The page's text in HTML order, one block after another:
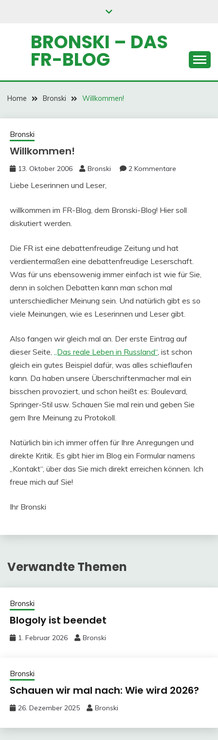
BRONSKI – DAS
FR-BLOG
Home Bronski Willkommen!
Bronski
Willkommen!
13. Oktober 2006 Bronski 2 Kommentare
Liebe Leserinnen und Leser,
willkommen im FR-Blog, dem Bronski-Blog! Hier soll
diskutiert werden.
Die FR ist eine debattenfreudige Zeitung und hat
verdientermaßen eine debattenfreudige Leserschaft.
Was für uns ebensowenig immer einfach ist wie für Sie,
denn in solchen Debatten kann man schon mal
unterschiedlicher Meinung sein. Und natürlich gibt es so
viele Meinungen, wie es Leserinnen und Leser gibt.
Also fangen wir gleich mal an. Der erste Eintrag auf
dieser Seite, „Das reale Leben in Russland“, ist schon
gleich ein gutes Beispiel dafür, was alles schieflaufen
kann. Da haben unsere Überschriftenmacher mal ein
bisschen provoziert, und schon heißt es: Boulevard,
Springer-Stil usw. Schauen Sie mal rein und geben Sie
gern Ihre Meinung zu Protokoll.
Natürlich bin ich immer offen für Ihre Anregungen und
direkte Kritik. Es gibt hier im Blog ein Formular namens
„Kontakt“, über das Sie mich direkt erreichen können. Ich
freue mich auf Sie!
Ihr Bronski
Verwandte Themen
Bronski
Blogoly ist beendet
1. Februar 2026 Bronski
Bronski
Schauen wir mal nach: Wie wird 2026?
26. Dezember 2025 Bronski